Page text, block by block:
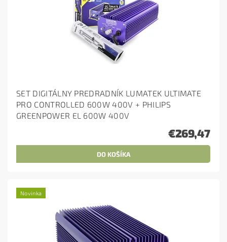
SET DIGITÁLNY PREDRADNÍK LUMATEK ULTIMATE
PRO CONTROLLED 600W 400V + PHILIPS
GREENPOWER EL 600W 400V
€269,47
Novinka